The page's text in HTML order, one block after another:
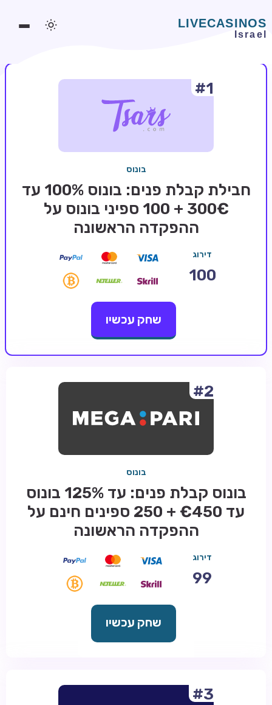
משחקים אונליין
בלאקג'ק אונליין
בונוסים בקזינו אונליין
טיפים
#1
בונוס
חבילת קבלת פנים: בונוס 100% עד
300€ + 100 ספיני בונוס על
ההפקדה הראשונה
דירוג
100
שחק עכשיו
#2
בונוס
בונוס קבלת פנים: עד 125% בונוס
עד €450 + 250 ספינים חינם על
ההפקדה הראשונה
דירוג
99
שחק עכשיו
#3